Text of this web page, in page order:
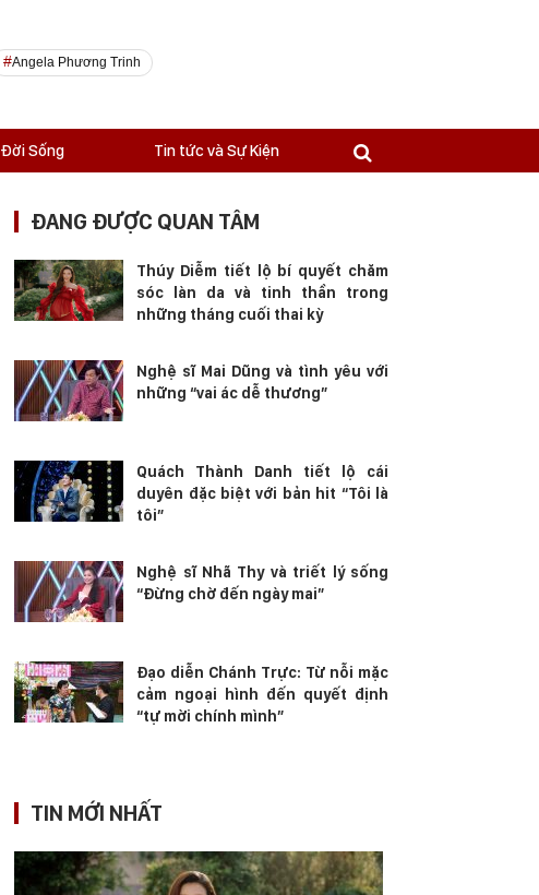
Angela Phương Trinh
Đời Sống Tin tức và Sự Kiện
ĐANG ĐƯỢC QUAN TÂM
Thúy Diễm tiết lộ bí quyết chăm
sóc làn da và tinh thần trong
những tháng cuối thai kỳ
Nghệ sĩ Mai Dũng và tình yêu với
những “vai ác dễ thương”
Quách Thành Danh tiết lộ cái
duyên đặc biệt với bản hit “Tôi là
tôi”
Nghệ sĩ Nhã Thy và triết lý sống
“Đừng chờ đến ngày mai”
Đạo diễn Chánh Trực: Từ nỗi mặc
cảm ngoại hình đến quyết định
“tự mời chính mình”
TIN MỚI NHẤT